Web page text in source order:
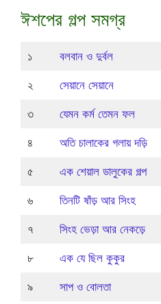
ঈশপের গল্প সমগ্র
১ বলবান ও দুর্বল
২ সেয়ানে সেয়ানে
৩ যেমন কর্ম তেমন ফল
৪ অতি চালাকের গলায় দড়ি
৫ এক শেয়াল ডালুকের গল্প
৬ তিনটি ষাঁড় আর সিংহ
৭ সিংহ ভেড়া আর নেকড়ে
৮ এক যে ছিল কুকুর
৯ সাপ ও বোলতা